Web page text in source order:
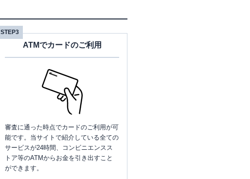
STEP3
ATMでカードのご利用
審査に通った時点でカードのご利用が可
能です。当サイトで紹介している全ての
サービスが24時間、コンビニエンスス
トア等のATMからお金を引き出すこと
ができます。